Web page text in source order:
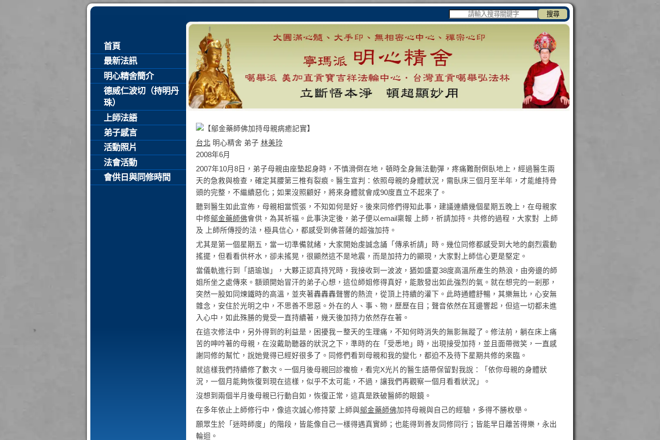
搜尋
首頁
最新法訊
明心精舍簡介
德威仁波切（持明丹
珠）
上師法語
弟子感言
活動照片
法會活動
會供日與同修時間
台北 明心精舍 弟子 林美玲
2008年6月
2007年10月8日，弟子母親由座墊起身時，不慎滑倒在地，頓時全身無法動彈，疼痛難耐倒臥地上，經過醫生兩
天的急救與檢查，確定其腰第三椎有裂痕。醫生宣判：依照母親的身體狀況，需臥床三個月至半年，才能維持骨
頭的完整，不繼續惡化；如果沒照顧好，將來身體就會成90度直立不起來了。
聽到醫生如此宣佈，母親相當慌張，不知如何是好。後來同修們得知此事，建議連續幾個星期五晚上，在母親家
中修鄔金藥師佛會供，為其祈福。此事決定後，弟子便以email稟報 上師，祈請加持。共修的過程，大家對 上師
及 上師所傳授的法，極具信心，都感受到佛菩薩的超強加持。
尤其是第一個星期五，當一切準備就緒，大家開始虔誠念誦「傳承祈請」時。幾位同修都感受到大地的劇烈震動
搖擺，但看看供杯水，卻未搖晃，很顯然這不是地震，而是加持力的顯現，大家對上師信心更是堅定。
當儀軌進行到「語瑜珈」，大夥正認真持咒時，我接收到一波波，猶如盛夏38度高溫所產生的熱浪，由旁邊的師
姐所坐之處傳來。額頭開始冒汗的弟子心想，這位師姐修得真好，能散發出如此強烈的氣。就在想完的一剎那，
突然一股如同煉鐵時的高溫，並夾著轟轟轟聲響的熱流，從頂上持續的灌下。此時通體舒暢，其樂無比，心安無
雜念，安住於光明之中，不思善不思惡。外在的人、事、物，歷歷在目；聲音依然在耳邊響起，但這一切都未進
入心中，如此殊勝的覺受一直持續著，幾天後加持力依然存在著。
在這次修法中，另外得到的利益是，困擾我ㄧ整天的生理痛，不知何時消失的無影無蹤了。修法前，躺在床上痛
苦的呻吟著的母親，在沒戴助聽器的狀況之下，準時的在「受悉地」時，出現接受加持，並且面帶微笑，一直感
謝同修的幫忙，說她覺得已經好很多了。同修們看到母親和我的變化，都迫不及待下星期共修的來臨。
就這樣我們持續修了數次。一個月後母親回診複檢，看完X光片的醫生語帶保留對我說：「依你母親的身體狀
況，一個月能夠恢復到現在這樣，似乎不太可能，不過，讓我們再觀察一個月看看狀況」。
沒想到兩個半月後母親已行動自如，恢復正常，這真是跌破醫師的眼鏡。
在多年依止上師修行中，像這次誠心修持蒙 上師與鄔金藥師佛加持母親與自己的經驗，多得不勝枚舉。
願眾生於「迷時師度」的階段，皆能像自己一樣得遇真實師；也能得到善友同修同行；皆能早日離苦得樂，永出
輪迴。